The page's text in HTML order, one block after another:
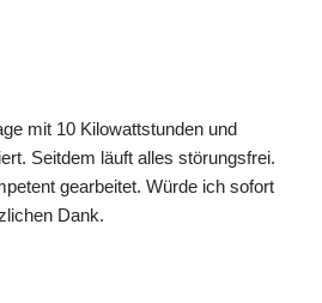
mit 10 Kilowattstunden und
Seitdem läuft alles störungsfrei.
gearbeitet. Würde ich sofort
Dank.